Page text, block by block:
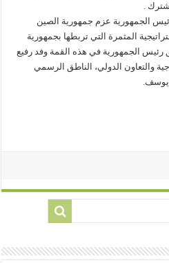
.
الجمهورية عزم جمهورية الصين
المثمرة التي تربطها بجمهورية
رئيس الجمهورية في هذه القمة وفد رفيع
والتعاون الدولي، الناطق الرسمي
يوسف.